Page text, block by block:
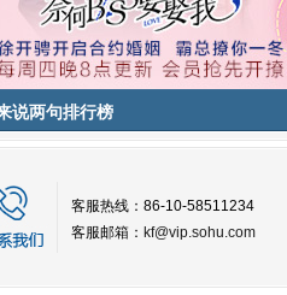
说两句排行榜
客服热线：86-10-58511234
客服邮箱： kf@vip.sohu.com